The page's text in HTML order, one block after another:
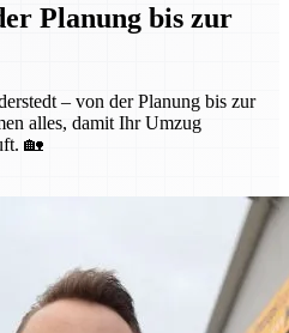
Planung bis zur
– von der Planung bis zur
alles, damit Ihr Umzug
🏡